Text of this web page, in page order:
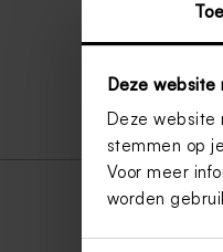
Deze website
Deze website
stemmen op
Voor meer
worden